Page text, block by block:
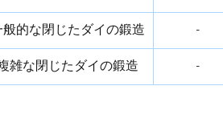
的な閉じたダイの鍛造
-
雑な閉じたダイの鍛造
-